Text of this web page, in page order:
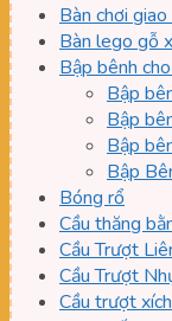
Bàn chơi
Bàn lego gỗ
Bập bênh
Bập
Bập
Bập
Bập
Bóng rổ
Cầu thăng
Cầu Trượt
Cầu Trượt
Cầu trượt